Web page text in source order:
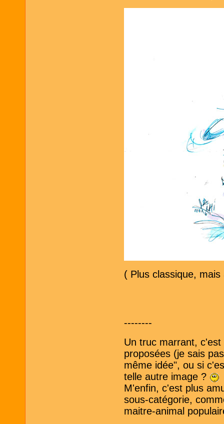
( Plus classique,
--------
Un truc marrant,
proposées (je sais
même idée", ou si
telle autre image ?
M'enfin, c'est plus
sous-catégorie,
maitre-animal